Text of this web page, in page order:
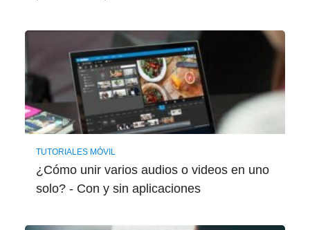
TUTORIALES MÓVIL
¿Cómo unir varios audios o videos en uno
solo? - Con y sin aplicaciones